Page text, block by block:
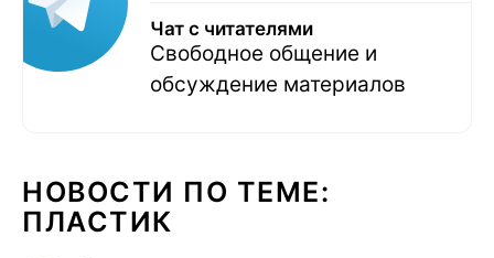
Чат с читателями
Свободное общение и
обсуждение материалов
НОВОСТИ ПО ТЕМЕ:
ПЛАСТИК